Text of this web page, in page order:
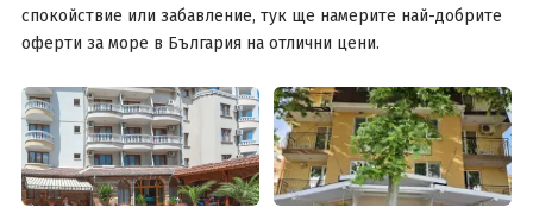
спокойствие или забавление, тук ще намерите най-добрите
оферти за море в България на отлични цени.